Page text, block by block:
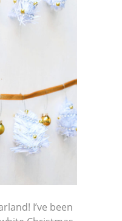
I’ve been